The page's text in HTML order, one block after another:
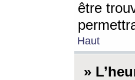
être
Haut
»